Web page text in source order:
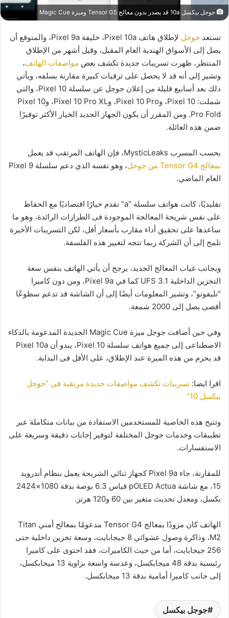
جوجل بيكسل 10a قد يصدر بدون معالج Tensor G5 وميزة Magic Cue
تستعد جوجل
لإطلاق هاتف Pixel 10a، خليفة Pixel 9a، والمتوقع أن
يصل إلى الأسواق الهندية العام المقبل، وقبل أشهر من الإطلاق
المنتظر، ظهرت تسريبات جديدة تكشف بعض مواصفات الهاتف،
وتشير إلى أنه قد لا يحصل على ترقيات كبيرة مقارنة بسلفه، ويأتي
ذلك بعد أسابيع قليلة من إعلان جوجل عن سلسلة Pixel 10، والتي
شملت: Pixel 10، وPixel 10 Pro، وPixel 10 Pro XL، وPixel 10
Pro Fold. ومن المقرر أن يكون الجهاز الجديد الخيار الأكثر توفيرًا
ضمن هذه العائلة.
بحسب المسرب MysticLeaks، فإن الهاتف المرتقب قد يعمل
بمعالج Tensor G4 من جوجل
، وهو نفسه الذي دعم سلسلة Pixel 9
العام الماضي.
تقليديًا، كانت هواتف سلسلة “a” تقدم خيارًا اقتصاديًا مع الحفاظ
على نفس شريحة المعالجة الموجودة فى الطرازات الرائدة، وهو ما
ساعدها على تحقيق أداء مقارب بأسعار أقل، لكن التسريبات الأخيرة
تلمح إلى أن الشركة ربما تتجه لتغيير هذه الفلسفة.
وبجانب غياب المعالج الجديد، يرجح أن يأتي الهاتف بنفس سعة
التخزين الداخلية UFS 3.1 كما في Pixel 9a، ومن دون كاميرا
“تليفوتو”، وتشير المعلومات أيضًا إلى أن الشاشة قد تدعم سطوعًا
أقصى يصل إلى 2000 شمعة.
وفي حين أضافت جوجل ميزة Magic Cue الجديدة المدعومة بالذكاء
الاصطناعى إلى جميع هواتف سلسلة Pixel 10، يبدو أن Pixel 10a
قد يحرم من هذه الميزة عند الإطلاق، على الأقل فى البداية.
اقرا ايضا: تسريبات تكشف مواصفات جديدة مرتقبة في “جوجل
بيكسل 10”
وتتيح هذه الخاصية للمستخدمين الاستفادة من بيانات متكاملة عبر
تطبيقات وخدمات جوجل المختلفة لتوفير إجابات دقيقة وسريعة على
الاستفسارات.
للمقارنة، جاء Pixel 9a كجهاز ثنائي الشريحة يعمل بنظام أندرويد
15، مع شاشة pOLED Actua قياس 6.3 بوصة بدقة 1080×2424
بكسل، ومعدل تحديث متغير بين 60 و120 هرتز.
الهاتف كان مزودًا بمعالج Tensor G4 مدعومًا بمعالج أمني Titan
M2، وذاكرة وصول عشوائي 8 جيجابايت، وسعة تخزين داخلية حتى
256 جيجابايت، أما من حيث الكاميرات، فقد احتوى على كاميرا
رئيسية بدقة 48 ميجابكسل، وعدسة واسعة بزاوية 13 ميجابكسل،
إلى جانب كاميرا أمامية بدقة 13 ميجابكسل.
جوجل بيكسل